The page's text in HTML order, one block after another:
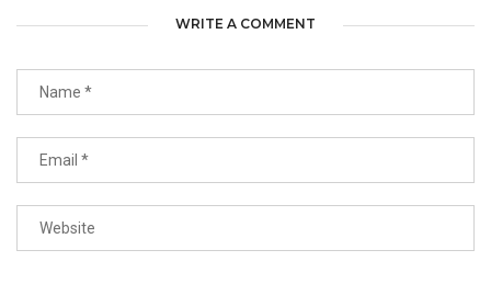
WRITE A COMMENT